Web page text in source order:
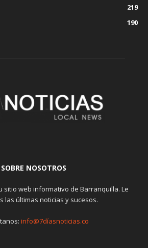
219
190
SOBRE NOSOTROS
sitio web informativo de Barranquilla. Le
las últimas noticias y sucesos.
info@7díasnoticias.co